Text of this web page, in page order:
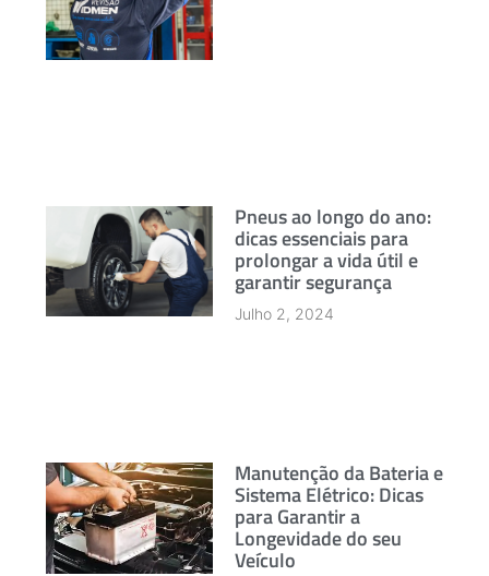
Pneus ao longo do ano:
dicas essenciais para
prolongar a vida útil e
garantir segurança
Julho 2, 2024
Manutenção da Bateria e
Sistema Elétrico: Dicas
para Garantir a
Longevidade do seu
Veículo